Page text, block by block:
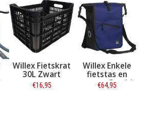
Willex Fietskrat
30L Zwart
€16,95
Willex Enkele
fietstas en
rugtas Combi
Waterdicht 27L
€64,95